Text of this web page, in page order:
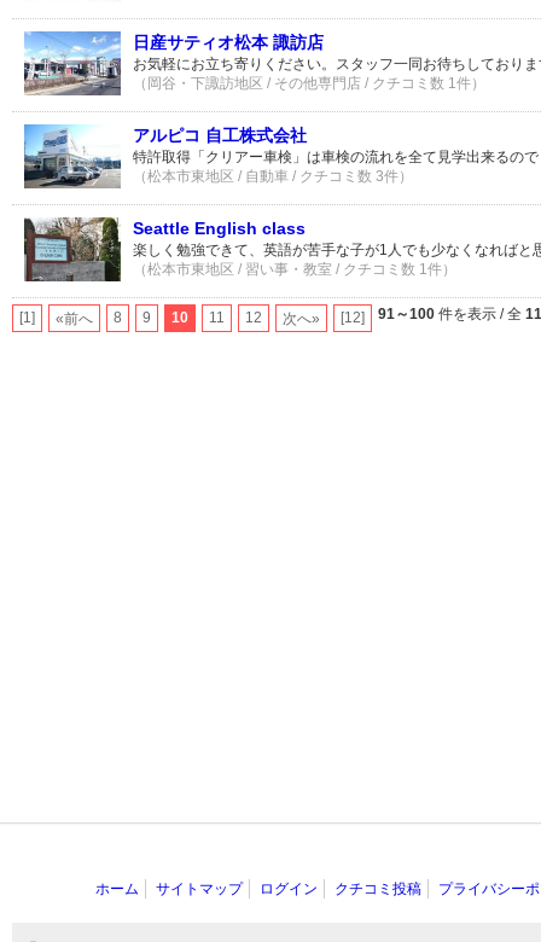
日産サティオ松本 諏訪店
お気軽にお立ち寄りください。スタッフ一同お待ちしており
（岡谷・下諏訪地区 / その他専門店 / クチコミ数 1件）
アルピコ 自工株式会社
特許取得「クリアー車検」は車検の流れを全て見学出来るの
（松本市東地区 / 自動車 / クチコミ数 3件）
Seattle English class
楽しく勉強できて、英語が苦手な子が1人でも少なくなればと
（松本市東地区 / 習い事・教室 / クチコミ数 1件）
[1] «前へ 8 9 10 11 12 次へ» [12] 91～100 件を表示 / 全
ホーム サイトマップ ログイン クチコミ投稿 プライバシー